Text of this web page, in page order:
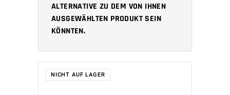
ALTERNATIVE ZU DEM VON IHNEN
AUSGEWÄHLTEN PRODUKT SEIN
KÖNNTEN.
NICHT AUF LAGER